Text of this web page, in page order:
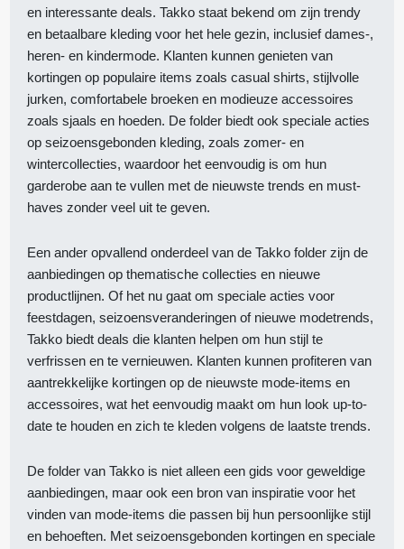
en interessante deals. Takko staat bekend om zijn trendy
en betaalbare kleding voor het hele gezin, inclusief dames-,
heren- en kindermode. Klanten kunnen genieten van
kortingen op populaire items zoals casual shirts, stijlvolle
jurken, comfortabele broeken en modieuze accessoires
zoals sjaals en hoeden. De folder biedt ook speciale acties
op seizoensgebonden kleding, zoals zomer- en
wintercollecties, waardoor het eenvoudig is om hun
garderobe aan te vullen met de nieuwste trends en must-
haves zonder veel uit te geven.
Een ander opvallend onderdeel van de Takko folder zijn de
aanbiedingen op thematische collecties en nieuwe
productlijnen. Of het nu gaat om speciale acties voor
feestdagen, seizoensveranderingen of nieuwe modetrends,
Takko biedt deals die klanten helpen om hun stijl te
verfrissen en te vernieuwen. Klanten kunnen profiteren van
aantrekkelijke kortingen op de nieuwste mode-items en
accessoires, wat het eenvoudig maakt om hun look up-to-
date te houden en zich te kleden volgens de laatste trends.
De folder van Takko is niet alleen een gids voor geweldige
aanbiedingen, maar ook een bron van inspiratie voor het
vinden van mode-items die passen bij hun persoonlijke stijl
en behoeften. Met seizoensgebonden kortingen en speciale